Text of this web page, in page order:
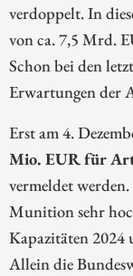
verdoppelt. In
von ca. 7,5 Mrd.
Schon bei den
Erwartungen der
Erst am 4.
Mio. EUR für
vermeldet
Munition sehr
Kapazitäten 2024
Allein die